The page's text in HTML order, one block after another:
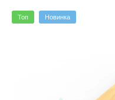
Топ Новинка